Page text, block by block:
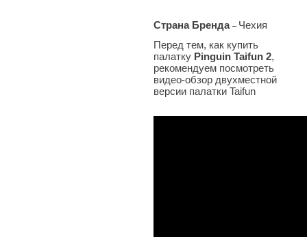
Страна Бренда – Чехия
Перед тем, как купить
палатку Pinguin Taifun 2,
рекомендуем посмотреть
видео-обзор двухместной
версии палатки Taifun